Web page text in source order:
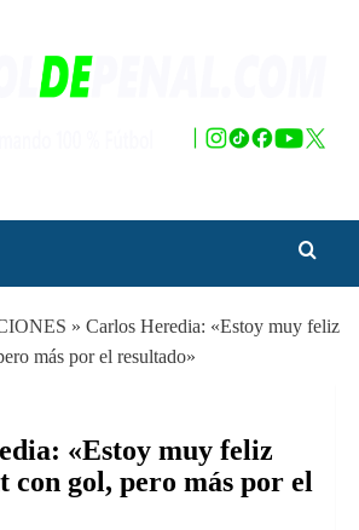
» Carlos Heredia: «Estoy muy feliz
más por el resultado»
«Estoy muy feliz
con gol, pero más por el